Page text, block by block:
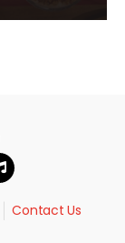
Contact Us